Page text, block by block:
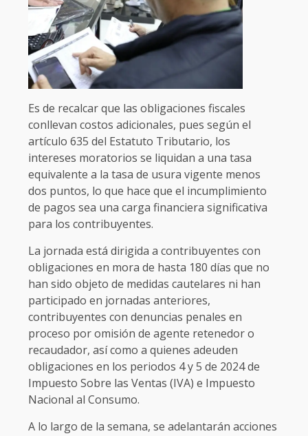
Es de recalcar que las obligaciones fiscales
conllevan costos adicionales, pues según el
artículo 635 del Estatuto Tributario, los
intereses moratorios se liquidan a una tasa
equivalente a la tasa de usura vigente menos
dos puntos, lo que hace que el incumplimiento
de pagos sea una carga financiera significativa
para los contribuyentes.
La jornada está dirigida a contribuyentes con
obligaciones en mora de hasta 180 días que no
han sido objeto de medidas cautelares ni han
participado en jornadas anteriores,
contribuyentes con denuncias penales en
proceso por omisión de agente retenedor o
recaudador, así como a quienes adeuden
obligaciones en los periodos 4 y 5 de 2024 de
Impuesto Sobre las Ventas (IVA) e Impuesto
Nacional al Consumo.
A lo largo de la semana, se adelantarán acciones